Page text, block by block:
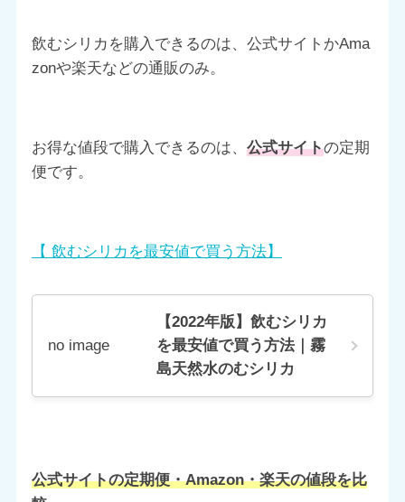
飲むシリカを購入できるのは、公式サイトかAma
zonや楽天などの通販のみ。
お得な値段で購入できるのは、 公式サイトの定期
便です。
【 飲むシリカを最安値で買う方法】
no image
【2022年版】飲むシリカ
を最安値で買う方法｜霧
島天然水のむシリカ
公式サイトの定期便・Amazon・楽天の値段を比